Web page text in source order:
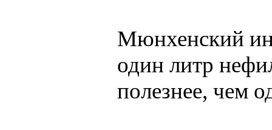
Мюнхенский
один литр
полезнее, чем